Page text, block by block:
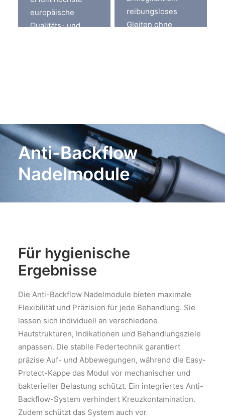
europäische
Qualitäts- und
reibungsloses
Gleiten ohne
Anti-Backflow
Nadelmodule
Für hygienische
Ergebnisse
Die Anti-Backflow Nadelmodule bieten maximale
Flexibilität und Präzision für jede Behandlung. Sie
lassen sich individuell an verschiedene
Hautstrukturen, Indikationen und Behandlungsziele
anpassen. Die stabile Federtechnik garantiert
präzise Auf- und Abbewegungen, während die Easy-
Protect-Kappe das Modul vor mechanischer und
bakterieller Belastung schützt. Ein integriertes Anti-
Backflow-System verhindert Kreuzkontamination.
Zudem schützt das System auch vor